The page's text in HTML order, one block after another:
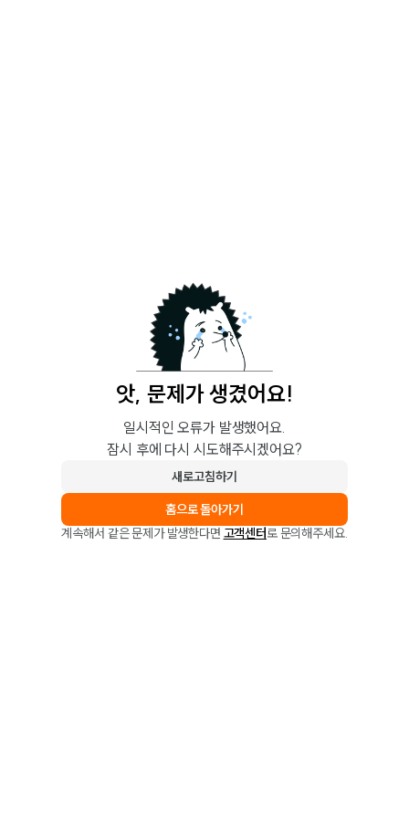
앗, 문제가 생겼어요!
일시적인 오류가 발생했어요.
잠시 후에 다시 시도해주시겠어요?
새로고침하기
홈으로 돌아가기
계속해서 같은 문제가 발생한다면 고객센터로 문의해주세요.